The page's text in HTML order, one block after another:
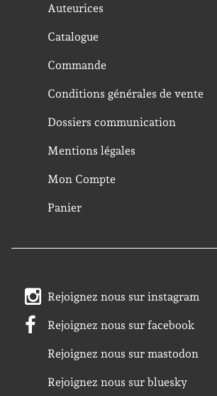
Auteurices
Catalogue
Commande
Conditions générales de vente
Dossiers communication
Mentions légales
Mon Compte
Panier
Rejoignez nous sur instagram
Rejoignez nous sur facebook
Rejoignez nous sur mastodon
Rejoignez nous sur bluesky